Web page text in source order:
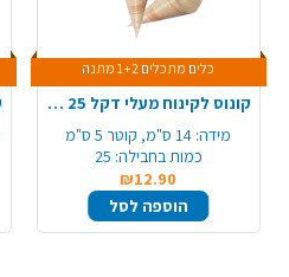
כלים מתכלים 1+2 מתנה
קונוס לקינוח מעלי דקל 25 יח' - קטן
מידה: 14 ס"מ, קוטר 5 ס"מ
כמות בחבילה: 25
₪12.90
הוספה לסל